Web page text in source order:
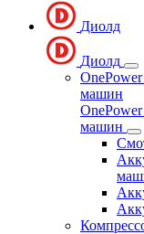
Диолд
Диолд
машин
машин